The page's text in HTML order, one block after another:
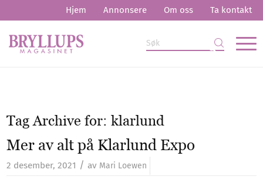
Hjem Annonsere Om oss Ta kontakt
Tag Archive for:klarlund
Mer av alt på Klarlund Expo
2 desember, 2021 / av Mari Loewen